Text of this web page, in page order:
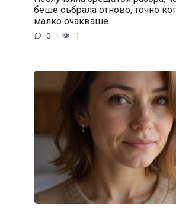
беше събрала отново, точно
малко очакваше.
0 1